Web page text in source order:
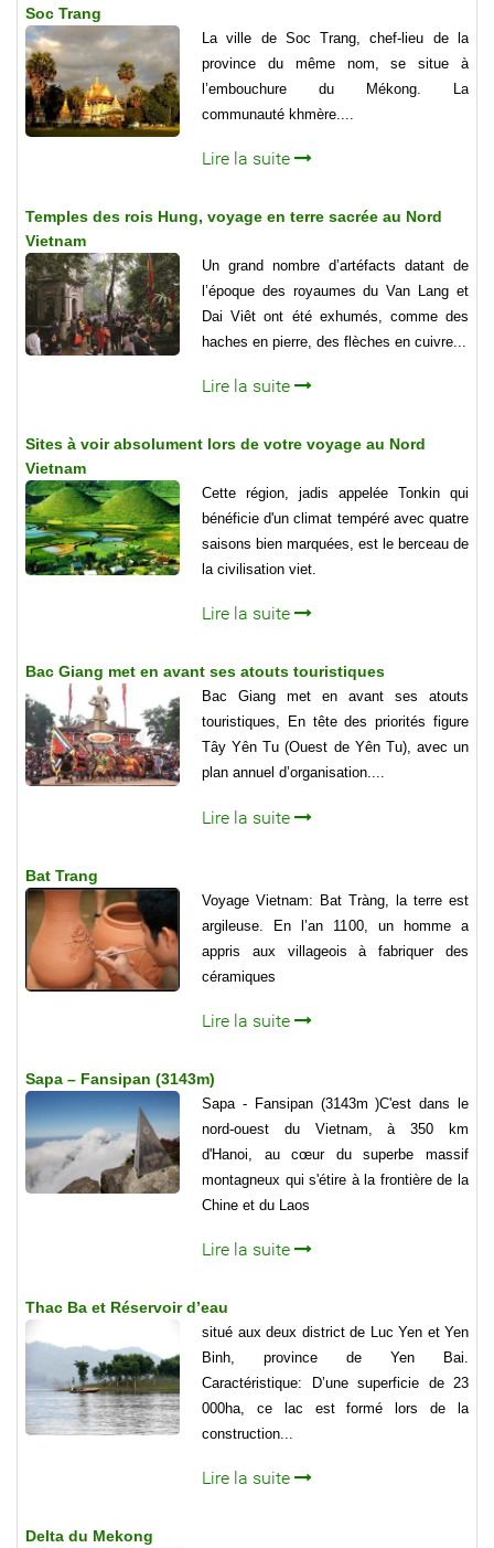
Soc Trang
La ville de Soc Trang, chef-lieu de la
province du même nom, se situe à
l’embouchure du Mékong. La
communauté khmère....
Lire la suite
Temples des rois Hung, voyage en terre sacrée au Nord
Vietnam
Un grand nombre d’artéfacts datant de
l’époque des royaumes du Van Lang et
Dai Viêt ont été exhumés, comme des
haches en pierre, des flèches en cuivre...
Lire la suite
Sites à voir absolument lors de votre voyage au Nord
Vietnam
Cette région, jadis appelée Tonkin qui
bénéficie d'un climat tempéré avec quatre
saisons bien marquées, est le berceau de
la civilisation viet.
Lire la suite
Bac Giang met en avant ses atouts touristiques
Bac Giang met en avant ses atouts
touristiques, En tête des priorités figure
Tây Yên Tu (Ouest de Yên Tu), avec un
plan annuel d’organisation....
Lire la suite
Bat Trang
Voyage Vietnam: Bat Tràng, la terre est
argileuse. En l’an 1100, un homme a
appris aux villageois à fabriquer des
céramiques
Lire la suite
Sapa – Fansipan (3143m)
Sapa - Fansipan (3143m )C'est dans le
nord-ouest du Vietnam, à 350 km
d'Hanoi, au cœur du superbe massif
montagneux qui s'étire à la frontière de la
Chine et du Laos
Lire la suite
Thac Ba et Réservoir d’eau
situé aux deux district de Luc Yen et Yen
Binh, province de Yen Bai.
Caractéristique: D’une superficie de 23
000ha, ce lac est formé lors de la
construction...
Lire la suite
Delta du Mekong